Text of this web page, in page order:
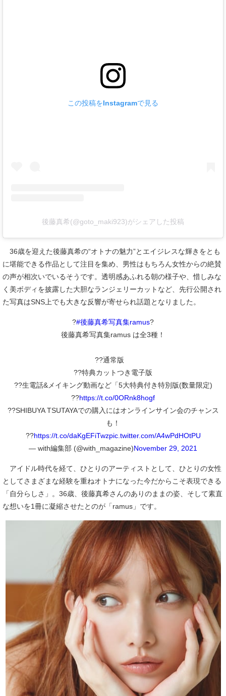
この投稿をInstagramで見る
後藤真希(@goto_maki923)がシェアした投稿
36歳を迎えた後藤真希の“オトナの魅力”とエイジレスな輝きをとも
に堪能できる作品として注目を集め、男性はもちろん女性からの絶賛
の声が相次いでいるそうです。透明感あふれる朝の様子や、惜しみな
く美ボディを披露した大胆なランジェリーカットなど、先行公開され
た写真はSNS上でも大きな反響が寄せられ話題となりました。
?#後藤真希写真集ramus?
後藤真希写真集ramus は全3種！
??通常版
??特典カットつき電子版
??生電話&メイキング動画など「5大特典付き特別版(数量限定)
??https://t.co/0ORnk8hogf
??SHIBUYA TSUTAYAでの購入にはオンラインサイン会のチャンス
も！
??https://t.co/daKgEFiTwzpic.twitter.com/A4wPdHOtPU
— with編集部 (@with_magazine)November 29, 2021
アイドル時代を経て、ひとりのアーティストとして、ひとりの女性
としてさまざまな経験を重ねオトナになった今だからこそ表現できる
「自分らしさ」。36歳、後藤真希さんのありのままの姿、そして素直
な想いを1冊に凝縮させたとのが「ramus」です。